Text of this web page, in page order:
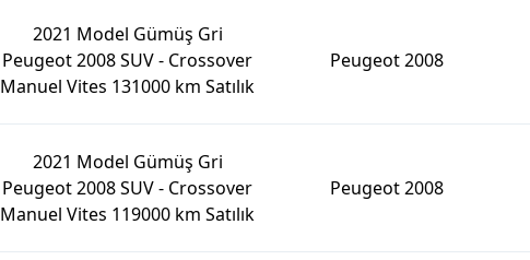
2021 Model Gümüş Gri
Peugeot 2008 SUV - Crossover
Manuel Vites 131000 km Satılık
Peugeot 2008
2021 Model Gümüş Gri
Peugeot 2008 SUV - Crossover
Manuel Vites 119000 km Satılık
Peugeot 2008